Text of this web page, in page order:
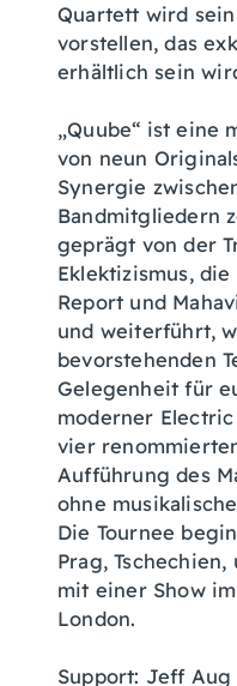
Quartett wird sein
vorstellen, das
erhältlich sein
„Quube“ ist eine
von neun
Synergie
Bandmitgliedern
geprägt von der
Eklektizismus,
Report und
und weiterführt,
bevorstehenden
Gelegenheit für
moderner
vier
Aufführung des
ohne
Die Tournee
Prag,
mit einer Show
London.
Support: Jeff Aug